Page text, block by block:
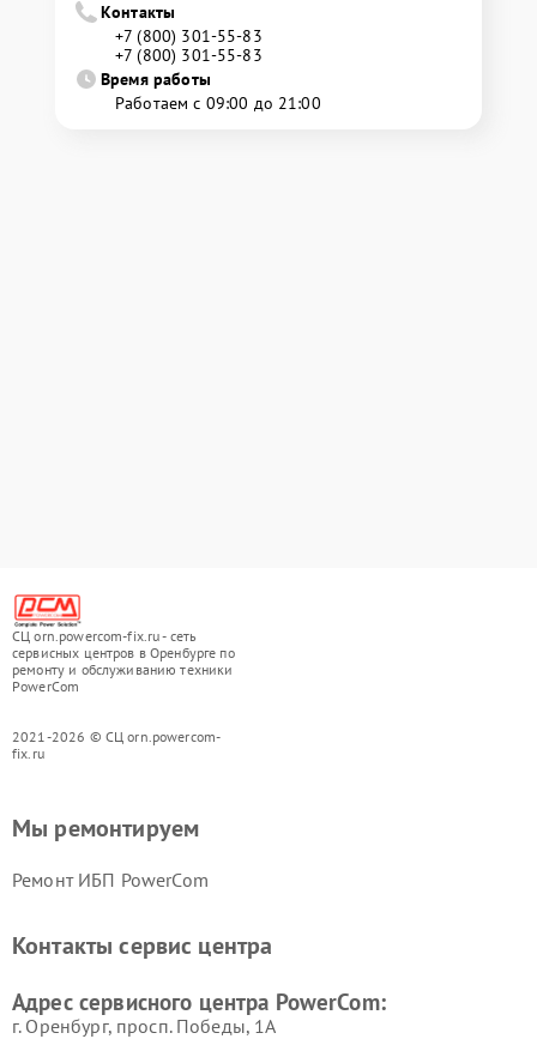
Контакты
+7 (800) 301-55-83
+7 (800) 301-55-83
Время работы
Работаем с 09:00 до 21:00
СЦ orn.powercom-fix.ru - сеть
сервисных центров в Оренбурге по
ремонту и обслуживанию техники
PowerCom
2021-2026 © СЦ orn.powercom-
fix.ru
Мы ремонтируем
Ремонт ИБП PowerCom
Контакты сервис центра
Адрес сервисного центра PowerCom:
г. Оренбург, просп. Победы, 1А